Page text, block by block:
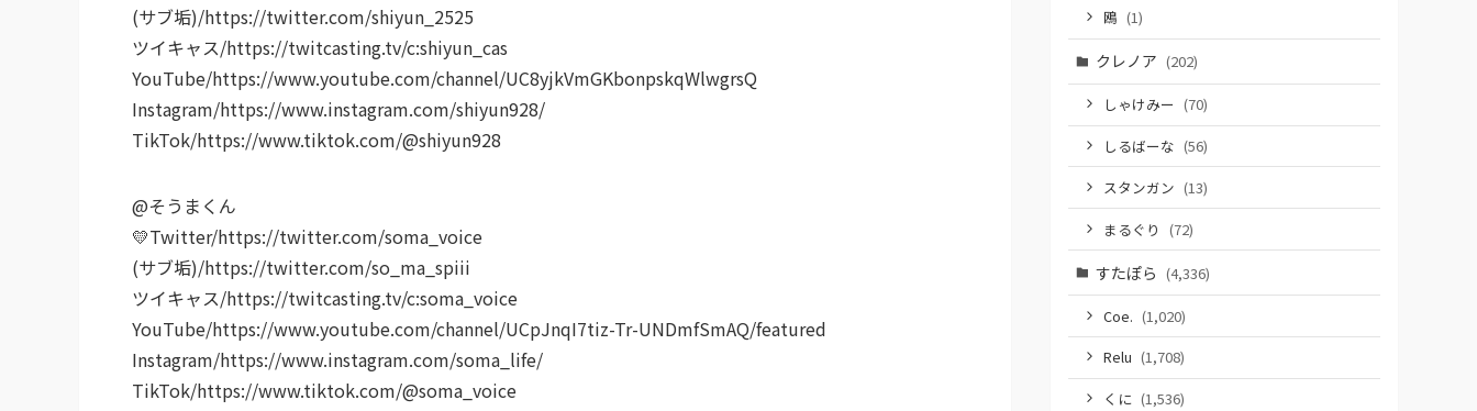
(サブ垢)/https://twitter.com/shiyun_2525
ツイキャス/https://twitcasting.tv/c:shiyun_cas
YouTube/https://www.youtube.com/channel/UC8yjkVmGKbonpskqWlwgrsQ
Instagram/https://www.instagram.com/shiyun928/
TikTok/https://www.tiktok.com/@shiyun928
@そうまくん
💛Twitter/https://twitter.com/soma_voice
(サブ垢)/https://twitter.com/so_ma_spiii
ツイキャス/https://twitcasting.tv/c:soma_voice
YouTube/https://www.youtube.com/channel/UCpJnqI7tiz-Tr-UNDmfSmAQ/featured
Instagram/https://www.instagram.com/soma_life/
TikTok/https://www.tiktok.com/@soma_voice
鴎 (1)
クレノア (202)
しゃけみー (70)
しるばーな (56)
スタンガン (13)
まるぐり (72)
すたぽら (4,336)
Coe. (1,020)
Relu (1,708)
くに (1,536)